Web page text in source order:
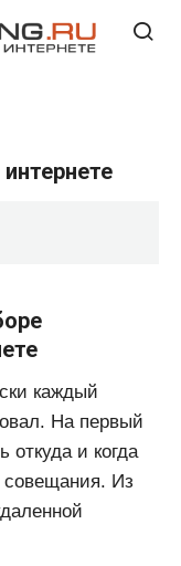
каждый
На первый
откуда и когда
совещания. Из